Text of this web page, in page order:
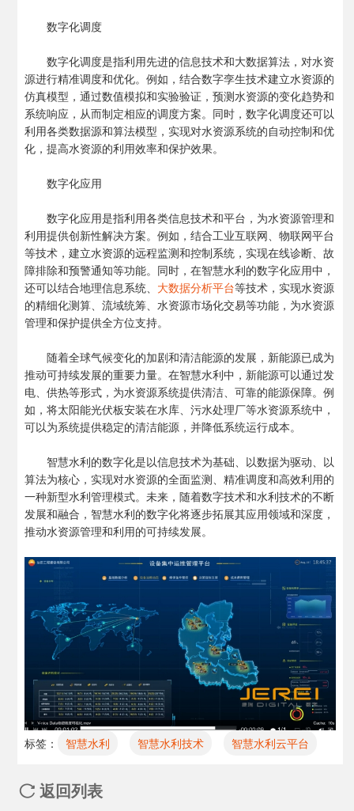
数字化调度
数字化调度是指利用先进的信息技术和大数据算法，对水资
源进行精准调度和优化。例如，结合数字孪生技术建立水资源的
仿真模型，通过数值模拟和实验验证，预测水资源的变化趋势和
系统响应，从而制定相应的调度方案。同时，数字化调度还可以
利用各类数据源和算法模型，实现对水资源系统的自动控制和优
化，提高水资源的利用效率和保护效果。
数字化应用
数字化应用是指利用各类信息技术和平台，为水资源管理和
利用提供创新性解决方案。例如，结合工业互联网、物联网平台
等技术，建立水资源的远程监测和控制系统，实现在线诊断、故
障排除和预警通知等功能。同时，在智慧水利的数字化应用中，
还可以结合地理信息系统、 大数据分析平台等技术，实现水资源
的精细化测算、流域统筹、水资源市场化交易等功能，为水资源
管理和保护提供全方位支持。
随着全球气候变化的加剧和清洁能源的发展，新能源已成为
推动可持续发展的重要力量。在智慧水利中，新能源可以通过发
电、供热等形式，为水资源系统提供清洁、可靠的能源保障。例
如，将太阳能光伏板安装在水库、污水处理厂等水资源系统中，
可以为系统提供稳定的清洁能源，并降低系统运行成本。
智慧水利的数字化是以信息技术为基础、以数据为驱动、以
算法为核心，实现对水资源的全面监测、精准调度和高效利用的
一种新型水利管理模式。未来，随着数字技术和水利技术的不断
发展和融合，智慧水利的数字化将逐步拓展其应用领域和深度，
推动水资源管理和利用的可持续发展。
标签： 智慧水利 智慧水利技术 智慧水利云平台
 返回列表